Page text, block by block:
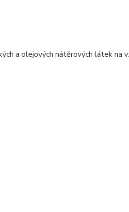
a olejových nátěrových látek na